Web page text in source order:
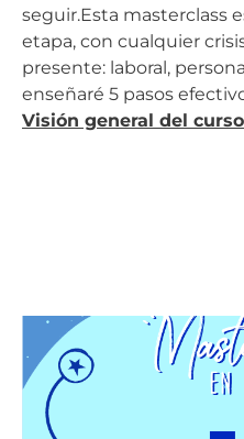
seguir.Esta masterclass
etapa, con cualquier
presente: laboral,
enseñaré 5 pasos
Visión general del curso